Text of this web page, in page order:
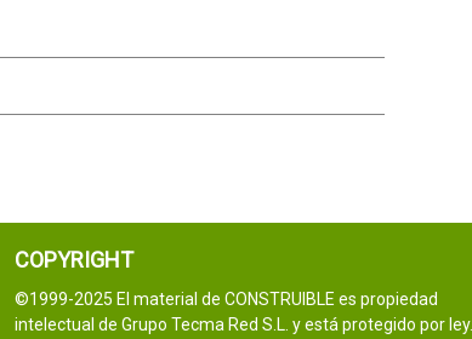
COPYRIGHT
©1999-2025 El material de CONSTRUIBLE es propiedad
intelectual de Grupo Tecma Red S.L. y está protegido por ley.